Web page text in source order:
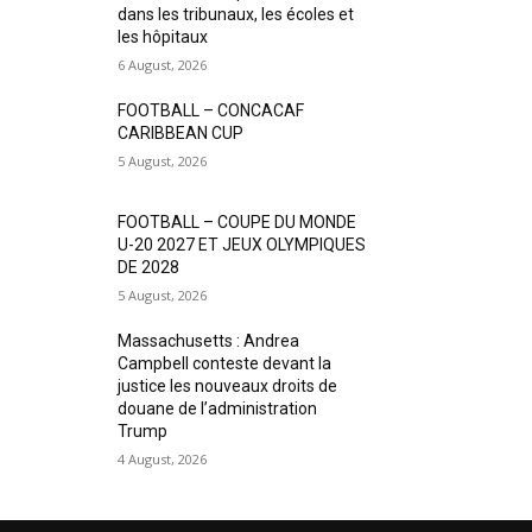
dans les tribunaux, les écoles et
les hôpitaux
6 August, 2026
FOOTBALL – CONCACAF
CARIBBEAN CUP
5 August, 2026
FOOTBALL – COUPE DU MONDE
U-20 2027 ET JEUX OLYMPIQUES
DE 2028
5 August, 2026
Massachusetts : Andrea
Campbell conteste devant la
justice les nouveaux droits de
douane de l’administration
Trump
4 August, 2026